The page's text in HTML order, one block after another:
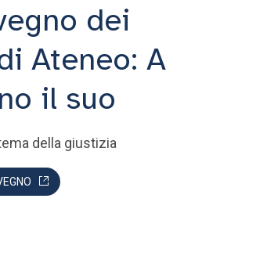
dei
Ateneo: A
il suo
della giustizia